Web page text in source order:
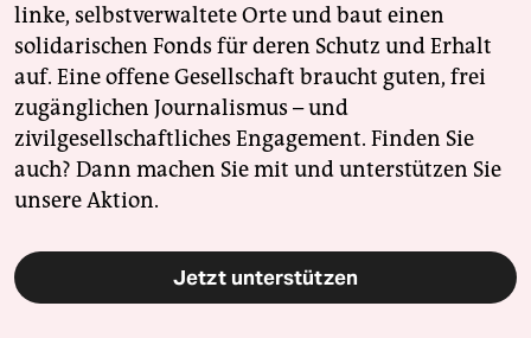
linke, selbstverwaltete Orte und baut einen
solidarischen Fonds für deren Schutz und Erhalt
auf. Eine offene Gesellschaft braucht guten, frei
zugänglichen Journalismus – und
zivilgesellschaftliches Engagement. Finden Sie
auch? Dann machen Sie mit und unterstützen Sie
unsere Aktion.
Jetzt unterstützen